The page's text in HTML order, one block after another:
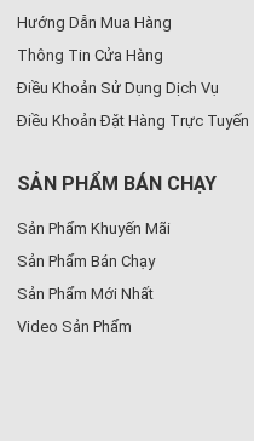
Hướng Dẫn Mua Hàng
Thông Tin Cửa Hàng
Điều Khoản Sử Dụng Dịch Vụ
Điều Khoản Đặt Hàng Trực Tuyến
SẢN PHẨM BÁN CHẠY
Sản Phẩm Khuyến Mãi
Sản Phẩm Bán Chạy
Sản Phẩm Mới Nhất
Video Sản Phẩm